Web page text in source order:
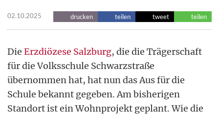
02.10.2025 drucken teilen tweet teilen
Die Erzdiözese Salzburg, die die Trägerschaft
für die Volksschule Schwarzstraße
übernommen hat, hat nun das Aus für die
Schule bekannt gegeben. Am bisherigen
Standort ist ein Wohnprojekt geplant. Wie die